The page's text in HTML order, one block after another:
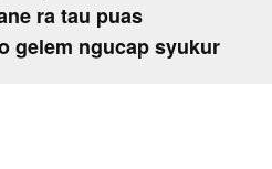
ra tau puas
gelem ngucap syukur